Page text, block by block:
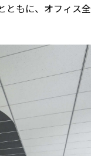
ともに、オフィス全